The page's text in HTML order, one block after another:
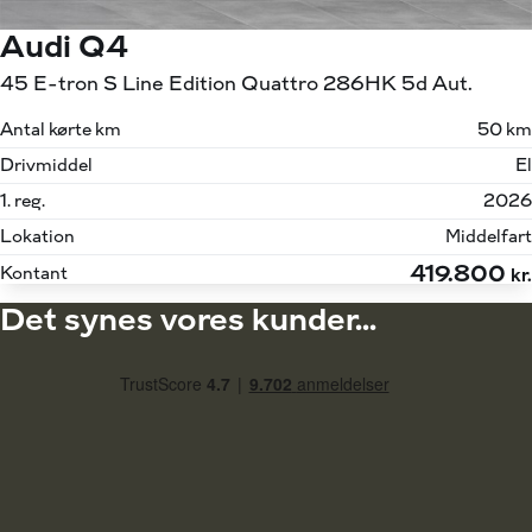
Audi Q4
45 E-tron S Line Edition Quattro 286HK 5d Aut.
Antal kørte km
50 km
Drivmiddel
El
1. reg.
2026
Lokation
Middelfart
Kontant
419.800 kr.
Det synes vores kunder...